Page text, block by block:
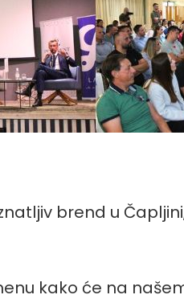
brend u
kako će na